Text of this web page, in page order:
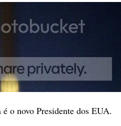
o novo Presidente dos EUA.